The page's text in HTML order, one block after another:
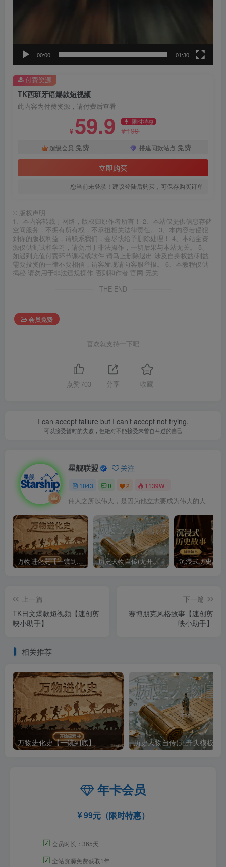
00:00 01:30
TK西班牙语爆款短视频
此内容为付费资源，请付费后查看
¥ 59.9 限时特惠
¥199
超级会员 免费 搭建同款站点 免费
立即购买
您当前未登录！建议登陆后购买，可保存购买订单
付费资源
© 版权声明
1、本内容转载于网络，版权归原作者所有！ 2、本站仅提供信息存储
空间服务，不拥有所有权，不承担相关法律责任。 3、本内容若侵犯
到你的版权利益，请联系我们，会尽快给予删除处理！ 4、本站全资
源仅供测试和学习，请勿用于非法操作，一切后果与本站无关。 5、
如遇到充值付费环节课程或软件 请马上删除退出 涉及自身权益/利益
需要投资的一律不要相信，访客发现请向客服举报。 6、本教程仅供
揭秘 请勿用于非法违规操作 否则和作者 官网 无关
THE END
会员免费
喜欢就支持一下吧
点赞 703 分享 收藏
I can accept failure but I can’t accept not trying.
可以接受暂时的失败，但绝对不能接受未曾奋斗过的自己
星舰联盟 关注
1043 0 2 1139W+
伟人之所以伟大，是因为他立志要成为伟大的人
万物进化史【一镜到底】 历史人物自传(无开头模板)
上一篇
TK日文爆款短视频【速创剪
映小助手】
下一篇
赛博朋克风格故事【速创剪
映小助手】
相关推荐
万物进化史【一镜到底】 历史人物自传(无开头模板)
年卡会员
99元（限时特惠）
☑ 会员时长：365天
☑ 全站资源免费获取1年